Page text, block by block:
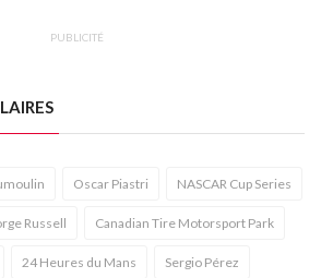
PUBLICITÉ
Oscar Piastri NASCAR Cup Series
Russell Canadian Tire Motorsport Park
24 Heures du Mans Sergio Pérez